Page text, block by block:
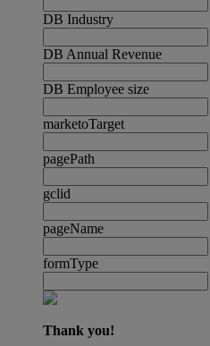
DB Industry
DB Annual Revenue
DB Employee size
marketoTarget
pagePath
gclid
pageName
formType
Thank you!